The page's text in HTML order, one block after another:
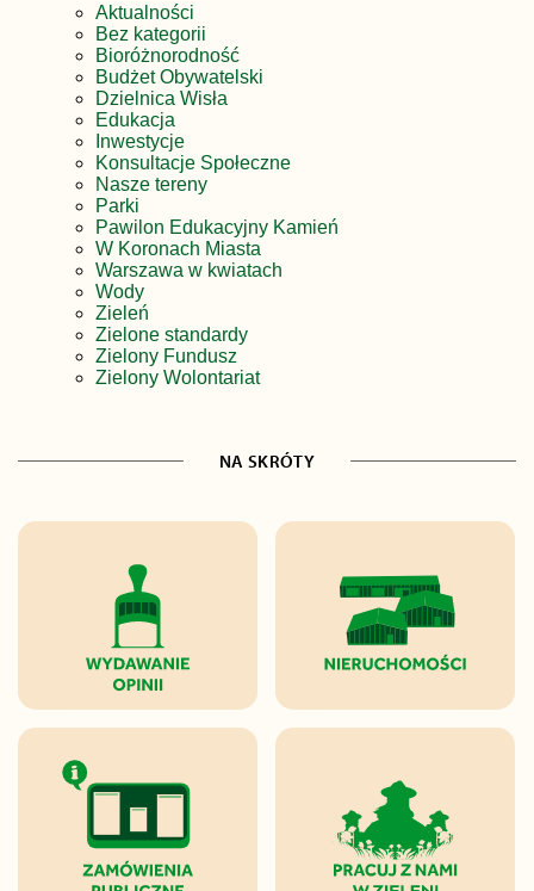
Aktualności
Bez kategorii
Bioróżnorodność
Budżet Obywatelski
Dzielnica Wisła
Edukacja
Inwestycje
Konsultacje Społeczne
Nasze tereny
Parki
Pawilon Edukacyjny Kamień
W Koronach Miasta
Warszawa w kwiatach
Wody
Zieleń
Zielone standardy
Zielony Fundusz
Zielony Wolontariat
NA SKRÓTY